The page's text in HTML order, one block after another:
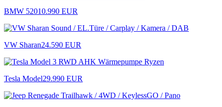
BMW 52010.990 EUR
VW Sharan24.590 EUR
Tesla Model29.990 EUR